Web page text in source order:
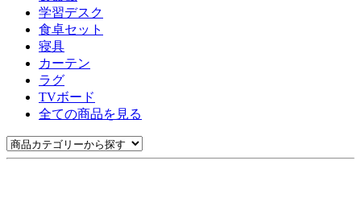
学習デスク
食卓セット
寝具
カーテン
ラグ
TVボード
全ての商品を見る